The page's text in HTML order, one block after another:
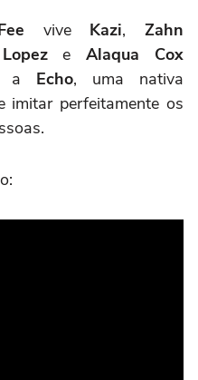
vive Kazi,Zahn
eAlaqua Cox
a Echo, uma nativa
imitar perfeitamente os